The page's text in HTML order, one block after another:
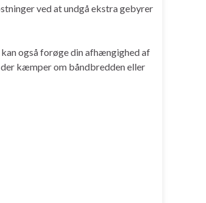
ved at undgå ekstra gebyrer
også forøge din afhængighed af
kæmper om båndbredden eller